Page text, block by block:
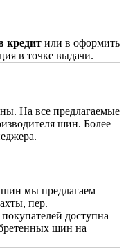
кредит или в оформить
в точке выдачи.
На все предлагаемые
шин. Более
мы предлагаем
пер.
доступна
шин на